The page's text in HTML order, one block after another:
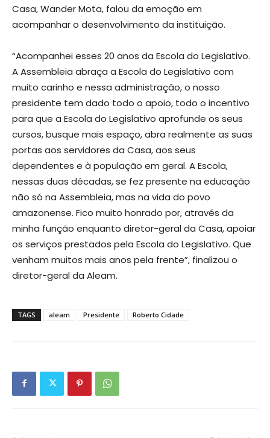
Casa, Wander Mota, falou da emoção em
acompanhar o desenvolvimento da instituição.
“Acompanhei esses 20 anos da Escola do Legislativo.
A Assembleia abraça a Escola do Legislativo com
muito carinho e nessa administração, o nosso
presidente tem dado todo o apoio, todo o incentivo
para que a Escola do Legislativo aprofunde os seus
cursos, busque mais espaço, abra realmente as suas
portas aos servidores da Casa, aos seus
dependentes e à população em geral. A Escola,
nessas duas décadas, se fez presente na educação
não só na Assembleia, mas na vida do povo
amazonense. Fico muito honrado por, através da
minha função enquanto diretor-geral da Casa, apoiar
os serviços prestados pela Escola do Legislativo. Que
venham muitos mais anos pela frente”, finalizou o
diretor-geral da Aleam.
TAGS aleam Presidente Roberto Cidade